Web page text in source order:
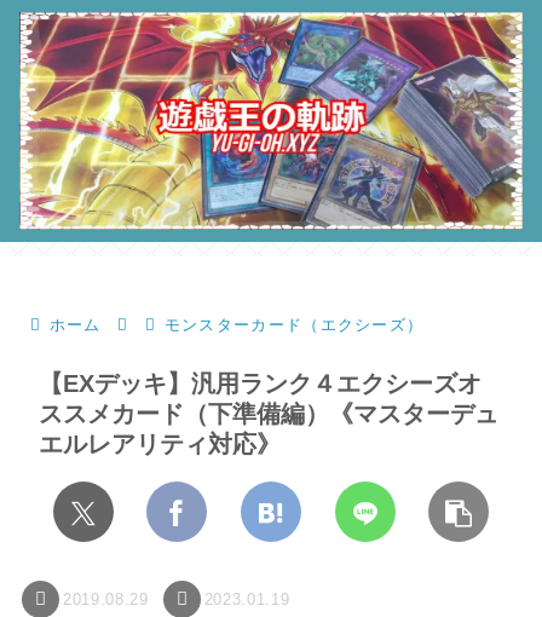
ホーム モンスターカード（エクシーズ）
【EXデッキ】汎用ランク４エクシーズオ
ススメカード（下準備編）《マスターデュ
エルレアリティ対応》
2019.08.29 2023.01.19